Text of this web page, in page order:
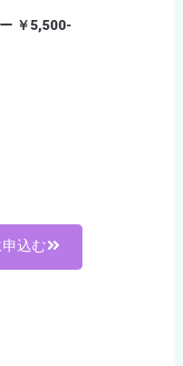
￥5,500-
込む